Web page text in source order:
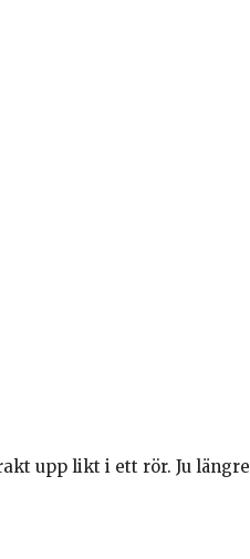
upp likt i ett rör. Ju längre